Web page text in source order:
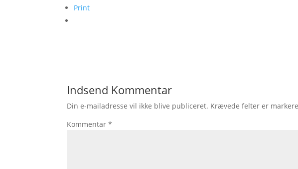
Print
Indsend Kommentar
Din e-mailadresse vil ikke blive publiceret. Krævede felter er
Kommentar*